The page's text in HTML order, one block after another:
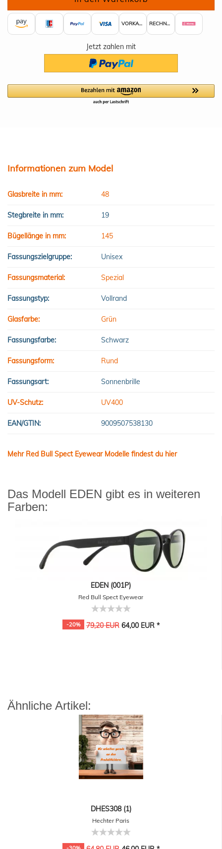
VORKASSE RECHNUNG
Jetzt zahlen mit
Informationen zum Model
Glasbreite in mm: 48
Stegbreite in mm: 19
Bügellänge in mm: 145
Fassungszielgruppe: Unisex
Fassungsmaterial: Spezial
Fassungstyp: Vollrand
Glasfarbe: Grün
Fassungsfarbe: Schwarz
Fassungsform: Rund
Fassungsart: Sonnenbrille
UV-Schutz: UV400
EAN/GTIN: 9009507538130
Mehr Red Bull Spect Eyewear Modelle findest du hier
Das Modell EDEN gibt es in weiteren
Farben:
EDEN (001P)
Red Bull Spect Eyewear
-20% 79,20 EUR64,00 EUR *
Ähnliche Artikel:
DHES308 (1)
Hechter Paris